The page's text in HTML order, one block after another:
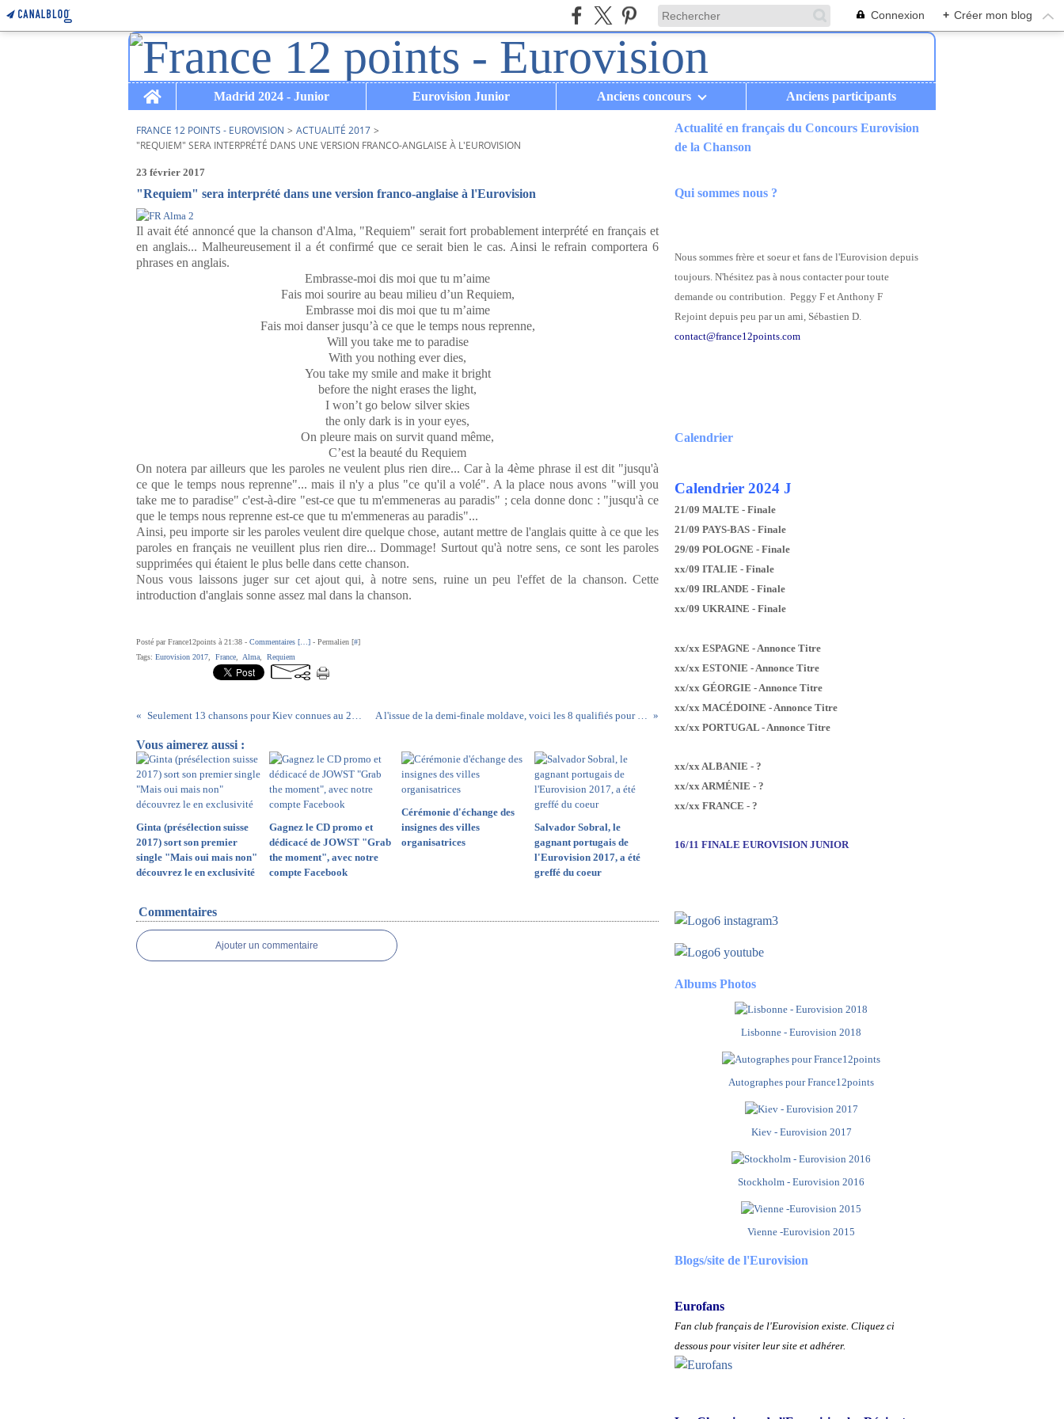
Connexion + Créer mon blog
Home
Madrid 2024 - Junior Eurovision Junior Anciens concours Anciens participants
FRANCE 12 POINTS - EUROVISION > ACTUALITÉ 2017 >
"REQUIEM" SERA INTERPRÉTÉ DANS UNE VERSION FRANCO-ANGLAISE À L'EUROVISION
23 février 2017
"Requiem" sera interprété dans une version franco-anglaise à l'Eurovision
Il avait été annoncé que la chanson d'Alma, "Requiem" serait fort probablement interprété en français et
en anglais... Malheureusement il a ét confirmé que ce serait bien le cas. Ainsi le refrain comportera 6
phrases en anglais.
Embrasse-moi dis moi que tu m’aime
Fais moi sourire au beau milieu d’un Requiem,
Embrasse moi dis moi que tu m’aime
Fais moi danser jusqu’à ce que le temps nous reprenne,
Will you take me to paradise
With you nothing ever dies,
You take my smile and make it bright
before the night erases the light,
I won’t go below silver skies
the only dark is in your eyes,
On pleure mais on survit quand même,
C’est la beauté du Requiem
On notera par ailleurs que les paroles ne veulent plus rien dire... Car à la 4ème phrase il est dit "jusqu'à
ce que le temps nous reprenne"... mais il n'y a plus "ce qu'il a volé". A la place nous avons "will you
take me to paradise" c'est-à-dire "est-ce que tu m'emmeneras au paradis" ; cela donne donc : "jusqu'à ce
que le temps nous reprenne est-ce que tu m'emmeneras au paradis"...
Ainsi, peu importe sir les paroles veulent dire quelque chose, autant mettre de l'anglais quitte à ce que les
paroles en français ne veuillent plus rien dire... Dommage! Surtout qu'à notre sens, ce sont les paroles
supprimées qui étaient le plus belle dans cette chanson.
Nous vous laissons juger sur cet ajout qui, à notre sens, ruine un peu l'effet de la chanson. Cette
introduction d'anglais sonne assez mal dans la chanson.
Posté par France12points à 21:38 - Commentaires [ ] - Permalien [#]
Tags: Eurovision 2017 France Alma Requiem
Seulement 13 chansons pour Kiev connues au 22 février 2017... A l'issue de la demi-finale moldave, voici les 8 qualifiés pour la finale de ce soir
Vous aimerez aussi :
Ginta (présélection suisse
2017) sort son premier
single "Mais oui mais non"
découvrez le en exclusivité
Gagnez le CD promo et
dédicacé de JOWST "Grab
the moment", avec notre
compte Facebook
Cérémonie d'échange des
insignes des villes
organisatrices
Salvador Sobral, le
gagnant portugais de
l'Eurovision 2017, a été
greffé du coeur
Commentaires
Ajouter un commentaire
Actualité en français du Concours Eurovision
de la Chanson
Qui sommes nous ?
Nous sommes frère et soeur et fans de l'Eurovision depuis
toujours. N'hésitez pas à nous contacter pour toute
demande ou contribution. Peggy F et Anthony F
Rejoint depuis peu par un ami, Sébastien D.
contact@france12points.com
Calendrier
Calendrier 2024 J
21/09 MALTE - Finale
21/09 PAYS-BAS - Finale
29/09 POLOGNE - Finale
xx/09 ITALIE - Finale
xx/09 IRLANDE - Finale
xx/09 UKRAINE - Finale
xx/xx ESPAGNE - Annonce Titre
xx/xx ESTONIE - Annonce Titre
xx/xx GÉORGIE - Annonce Titre
xx/xx MACÉDOINE - Annonce Titre
xx/xx PORTUGAL - Annonce Titre
xx/xx ALBANIE - ?
xx/xx ARMÉNIE - ?
xx/xx FRANCE - ?
16/11 FINALE EUROVISION JUNIOR
Albums Photos
Lisbonne - Eurovision 2018
Autographes pour France12points
Kiev - Eurovision 2017
Stockholm - Eurovision 2016
Vienne -Eurovision 2015
Blogs/site de l'Eurovision
Eurofans
Fan club français de l'Eurovision existe. Cliquez ci
dessous pour visiter leur site et adhérer.